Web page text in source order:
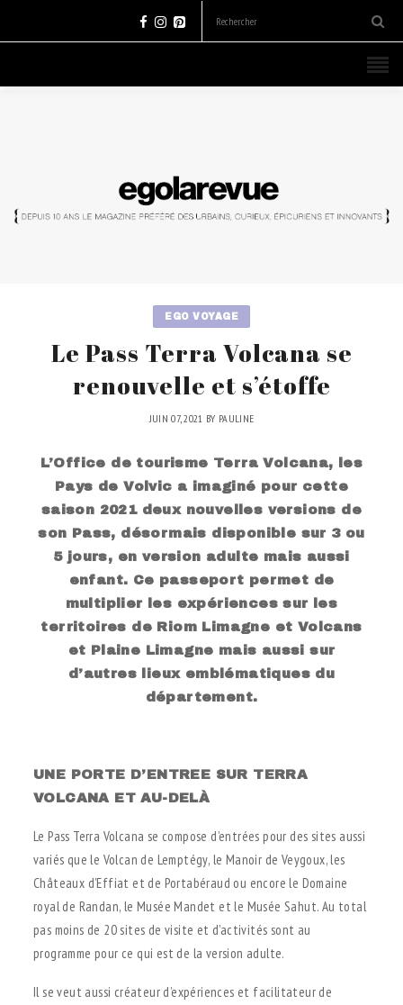
EGO VOYAGE
Le Pass Terra Volcana se
renouvelle et s’étoffe
JUIN 07, 2021 BY PAULINE
L’Office de tourisme Terra Volcana, les
Pays de Volvic a imaginé pour cette
saison 2021 deux nouvelles versions de
son Pass, désormais disponible sur 3 ou
5 jours, en version adulte mais aussi
enfant. Ce passeport permet de
multiplier les expériences sur les
territoires de Riom Limagne et Volcans
et Plaine Limagne mais aussi sur
d’autres lieux emblématiques du
département.
UNE PORTE D’ENTREE SUR TERRA
VOLCANA ET AU-DELÀ
Le Pass Terra Volcana se compose d’entrées pour des sites aussi
variés que le Volcan de Lemptégy, le Manoir de Veygoux, les
Châteaux d’Effiat et de Portabéraud ou encore le Domaine
royal de Randan, le Musée Mandet et le Musée Sahut. Au total
pas moins de 20 sites de visite et d’activités sont au
programme pour ce qui est de la version adulte.
Il se veut aussi créateur d’expériences et facilitateur de